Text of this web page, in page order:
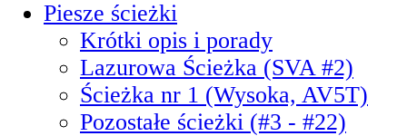
Piesze ścieżki
Krótki opis i porady
Lazurowa Ścieżka (SVA #2)
Ścieżka nr 1 (Wysoka, AV5T)
Pozostałe ścieżki (#3 - #22)